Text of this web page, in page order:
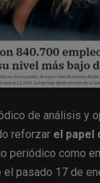
de análisis y
reforzar el papel
periódico como
pasado 17 de